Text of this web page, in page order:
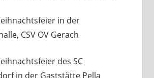
in der
CSV OV Gerach
des SC
in der Gaststätte Pella